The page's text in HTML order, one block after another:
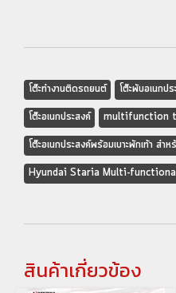
โต๊ะทำงานติดรถยนต์ โต๊ะพับอเนกป
โต๊ะอเนกประสงค์
multifunction
โต๊ะอเนกประสงค์พร้อมเบาะพักเท้า ส
Hyundai Staria Multi-
สินค้าเกี่ยวข้อง